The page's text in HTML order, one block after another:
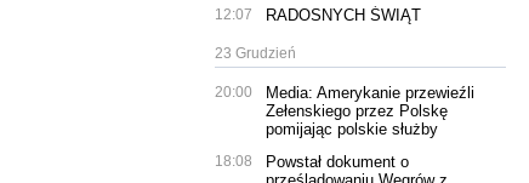
12:07 RADOSNYCH ŚWIĄT
23 Grudzień
20:00
Media: Amerykanie przewieźli
Zełenskiego przez Polskę
pomijając polskie służby
18:08
Powstał dokument o